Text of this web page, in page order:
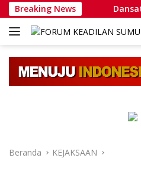
Langsung
ke
konten
Breaking NewsDansatlat Brimob
Beranda KEJAKSAAN